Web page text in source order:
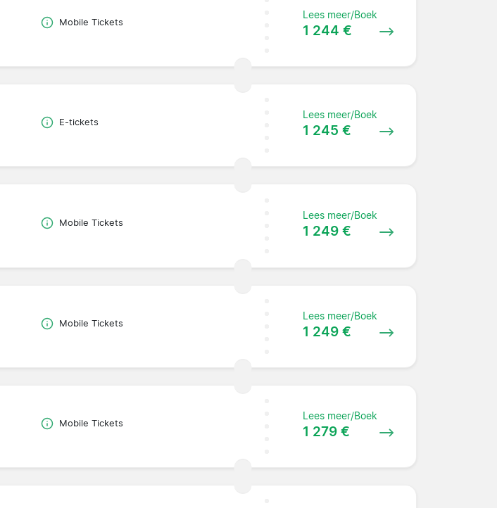
Mobile Tickets
Lees meer/Boek
1 244 €
E-tickets
Lees meer/Boek
1 245 €
Mobile Tickets
Lees meer/Boek
1 249 €
Mobile Tickets
Lees meer/Boek
1 249 €
Mobile Tickets
Lees meer/Boek
1 279 €